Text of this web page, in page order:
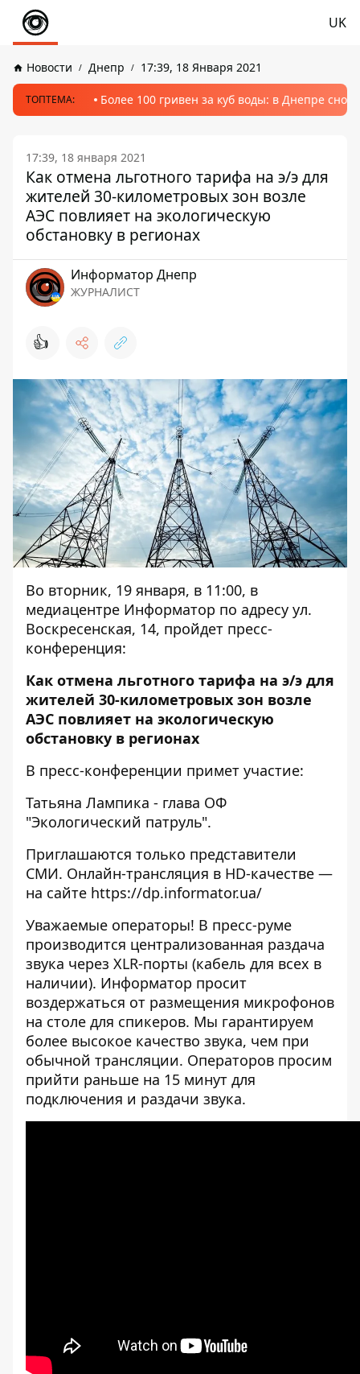
UK
Новости Днепр 17:39, 18 Января 2021
ТОПТЕМА: Более 100 гривен за куб воды: в Днепре
17:39, 18 января 2021
Как отмена льготного тарифа на э/э для
жителей 30-километровых зон возле
АЭС повлияет на экологическую
обстановку в регионах
Информатор Днепр
ЖУРНАЛИСТ
👍
Во вторник, 19 января, в 11:00, в
медиацентре Информатор по адресу ул.
Воскресенская, 14, пройдет пресс-
конференция:
Как отмена льготного тарифа на э/э для
жителей 30-километровых зон возле
АЭС повлияет на экологическую
обстановку в регионах
В пресс-конференции примет участие:
Татьяна Лампика - глава ОФ
"Экологический патруль".
Приглашаются только представители
СМИ. Онлайн-трансляция в HD-качестве —
на сайте https://dp.informator.ua/
Уважаемые операторы! В пресс-руме
производится централизованная раздача
звука через XLR-порты (кабель для всех в
наличии). Информатор просит
воздержаться от размещения микрофонов
на столе для спикеров. Мы гарантируем
более высокое качество звука, чем при
обычной трансляции. Операторов просим
прийти раньше на 15 минут для
подключения и раздачи звука.